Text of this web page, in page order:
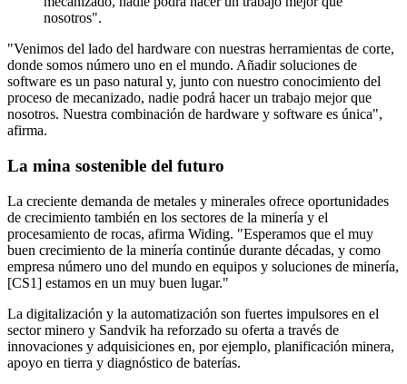
nosotros".
"Venimos del lado del hardware con nuestras herramientas de corte,
donde somos número uno en el mundo. Añadir soluciones de
software es un paso natural y, junto con nuestro conocimiento del
proceso de mecanizado, nadie podrá hacer un trabajo mejor que
nosotros. Nuestra combinación de hardware y software es única",
afirma.
La mina sostenible del futuro
La creciente demanda de metales y minerales ofrece oportunidades
de crecimiento también en los sectores de la minería y el
procesamiento de rocas, afirma Widing. "Esperamos que el muy
buen crecimiento de la minería continúe durante décadas, y como
empresa número uno del mundo en equipos y soluciones de minería,
[CS1] estamos en un muy buen lugar."
La digitalización y la automatización son fuertes impulsores en el
sector minero y Sandvik ha reforzado su oferta a través de
innovaciones y adquisiciones en, por ejemplo, planificación minera,
apoyo en tierra y diagnóstico de baterías.